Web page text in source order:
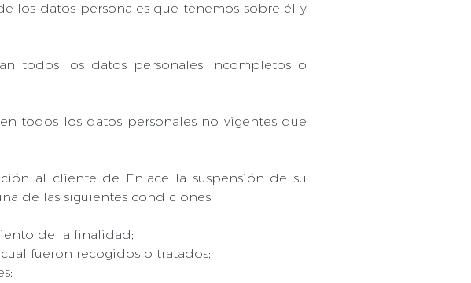
los datos personales que tenemos sobre él y
todos los datos personales incompletos o
todos los datos personales no vigentes que
al cliente de Enlace la suspensión de su
de las siguientes condiciones:
de la finalidad;
fueron recogidos o tratados;